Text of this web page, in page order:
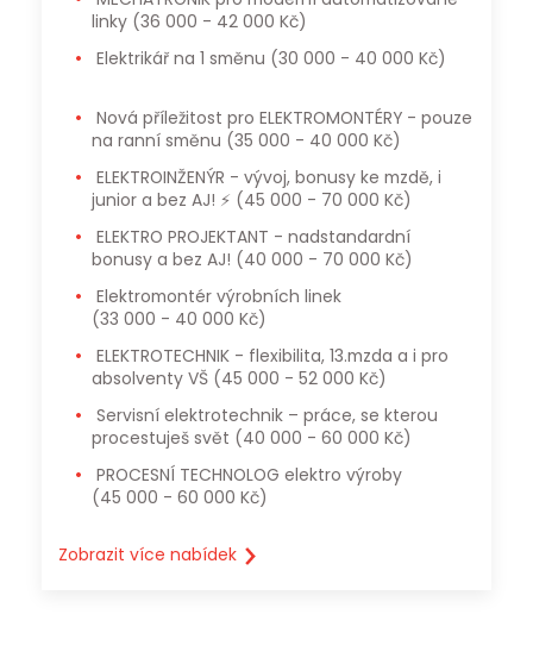
linky (36 000 - 42 000 Kč)
Elektrikář na 1 směnu (30 000 - 40 000 Kč)
na ranní směnu (35 000 - 40 000 Kč)
junior a bez AJ! ⚡ (45 000 - 70 000 Kč)
bonusy a bez AJ! (40 000 - 70 000 Kč)
Elektromontér výrobních linek
(33 000 - 40 000 Kč)
absolventy VŠ (45 000 - 52 000 Kč)
procestuješ svět (40 000 - 60 000 Kč)
PROCESNÍ TECHNOLOG elektro výroby
(45 000 - 60 000 Kč)
Zobrazit více nabídek